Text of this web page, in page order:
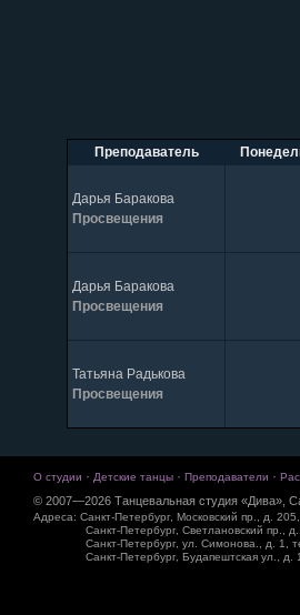
Преподаватель
Дарья Баракова
Просвещения
Дарья Баракова
Просвещения
Татьяна Радькова
Просвещения
О студии · Детские танцы · Преподаватели ·
© 2007—2026 Танцевальная студия «Дива»,
Адреса: Санкт-Петербург, Московский пр., д.
Санкт-Петербург, Светлановский пр.,
Санкт-Петербург, ул. Симонова., д. 1,
Санкт-Петербург, Будапештская ул., д.